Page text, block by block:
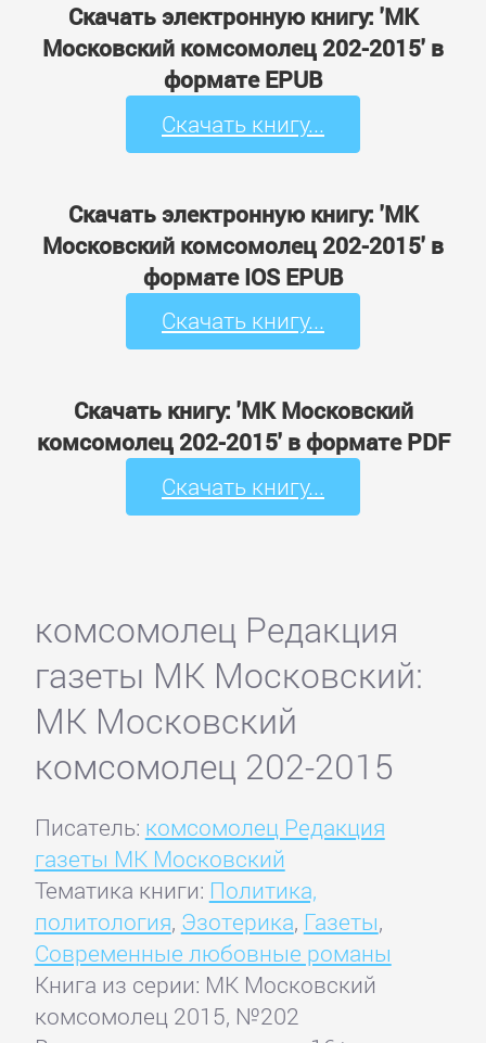
Скачать электронную книгу: 'МК
Московский комсомолец 202-2015' в
формате EPUB
Скачать книгу...
Скачать электронную книгу: 'МК
Московский комсомолец 202-2015' в
формате IOS EPUB
Скачать книгу...
Скачать книгу: 'МК Московский
комсомолец 202-2015' в формате PDF
Скачать книгу...
комсомолец Редакция
газеты МК Московский:
МК Московский
комсомолец 202-2015
Писатель: комсомолец Редакция
газеты МК Московский
Тематика книги: Политика,
политология, Эзотерика, Газеты,
Современные любовные романы
Книга из серии: МК Московский
комсомолец 2015, №202